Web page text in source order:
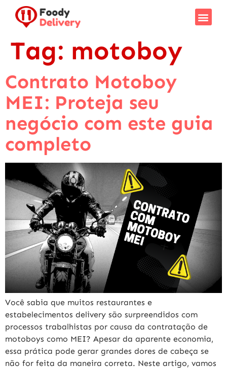
Tag: motoboy
Contrato Motoboy
MEI: Proteja seu
negócio com este guia
completo
Você sabia que muitos restaurantes e
estabelecimentos delivery são surpreendidos com
processos trabalhistas por causa da contratação de
motoboys como MEI? Apesar da aparente economia,
essa prática pode gerar grandes dores de cabeça se
não for feita da maneira correta. Neste artigo, vamos